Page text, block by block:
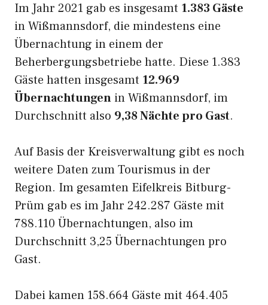
Im Jahr 2021 gab es insgesamt 1.383 Gäste
in Wißmannsdorf, die mindestens eine
Übernachtung in einem der
Beherbergungsbetriebe hatte. Diese 1.383
Gäste hatten insgesamt 12.969
Übernachtungen in Wißmannsdorf, im
Durchschnitt also 9,38 Nächte pro Gast.
Auf Basis der Kreisverwaltung gibt es noch
weitere Daten zum Tourismus in der
Region. Im gesamten Eifelkreis Bitburg-
Prüm gab es im Jahr 242.287 Gäste mit
788.110 Übernachtungen, also im
Durchschnitt 3,25 Übernachtungen pro
Gast.
Dabei kamen 158.664 Gäste mit 464.405